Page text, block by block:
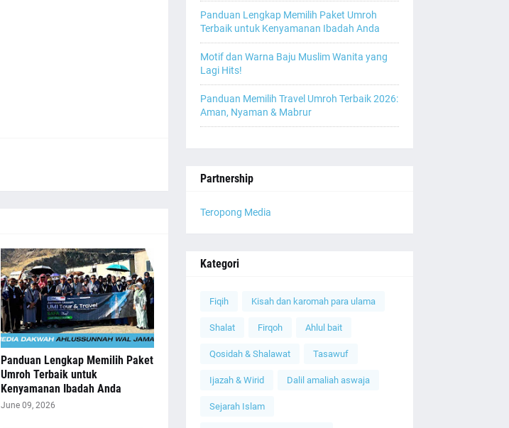
Panduan Lengkap Memilih Paket
Umroh Terbaik untuk
Kenyamanan Ibadah Anda
June 09, 2026
Panduan Lengkap Memilih Paket Umroh
Terbaik untuk Kenyamanan Ibadah Anda
Motif dan Warna Baju Muslim Wanita yang
Lagi Hits!
Panduan Memilih Travel Umroh Terbaik 2026:
Aman, Nyaman & Mabrur
Partnership
Teropong Media
Kategori
Fiqih Kisah dan karomah para ulama
Shalat Firqoh Ahlul bait
Qosidah & Shalawat Tasawuf
Ijazah & Wirid Dalil amaliah aswaja
Sejarah Islam